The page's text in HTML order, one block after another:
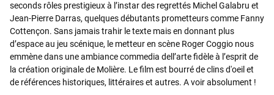
seconds rôles prestigieux à l’instar des regrettés Michel Galabru et
Jean-Pierre Darras, quelques débutants prometteurs comme Fanny
Cottençon. Sans jamais trahir le texte mais en donnant plus
d’espace au jeu scénique, le metteur en scène Roger Coggio nous
emmène dans une ambiance commedia dell’arte fidèle à l’esprit de
la création originale de Molière. Le film est bourré de clins d'oeil et
de références historiques, littéraires et autres. A voir absolument !